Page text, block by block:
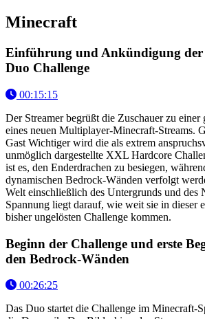
Minecraft
Einführung und Ankündigung
Duo Challenge
00:15:15
Der Streamer begrüßt die Zuschauer zu einer
eines neuen Multiplayer-Minecraft-Streams.
Gast Wichtiger wird die als extrem
unmöglich dargestellte XXL Hardcore
ist es, den Enderdrachen zu besiegen,
dynamischen Bedrock-Wänden verfolgt
Welt einschließlich des Untergrunds und des
Spannung liegt darauf, wie weit sie in dieser
bisher ungelösten Challenge kommen.
Beginn der Challenge und erste
den Bedrock-Wänden
00:26:25
Das Duo startet die Challenge im Minecraft-